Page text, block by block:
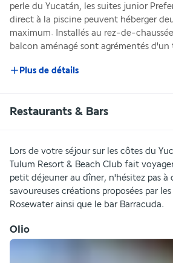
perle du Yucatán, les suites junior
direct à la piscine peuvent héberger
maximum. Installés au rez-de-
balcon aménagé sont agrémentés
Plus de détails
Restaurants & Bars
Lors de votre séjour sur les côtes du
Tulum Resort & Beach Club fait
petit déjeuner au dîner, n'hésitez pas à
savoureuses créations proposées par
Rosewater ainsi que le bar Barracuda.
Olio